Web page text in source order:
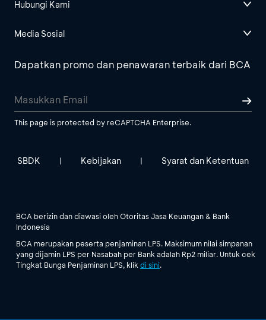
Hubungi Kami
Media Sosial
Dapatkan promo dan penawaran terbaik dari BCA
This page is protected by reCAPTCHA Enterprise.
SBDK | Kebijakan | Syarat dan Ketentuan
BCA berizin dan diawasi oleh Otoritas Jasa Keuangan & Bank
Indonesia
BCA merupakan peserta penjaminan LPS. Maksimum nilai simpanan
yang dijamin LPS per Nasabah per Bank adalah Rp2 miliar. Untuk cek
Tingkat Bunga Penjaminan LPS, klik di sini.